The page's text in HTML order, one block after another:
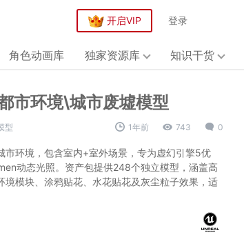
开启VIP 登录
角色动画库 独家资源库 知识干货
市环境\城市废墟模型
型 1年前 743 0
市环境，包含室内+室外场景，专为虚幻引擎5优
动态光照。资产包提供248个独立模型，涵盖高
境模块、涂鸦贴花、水花贴花及灰尘粒子效果，适
、生存恐怖类游戏开发。
化，最高面数模型42K顶点，平均2K~3K顶点，确保